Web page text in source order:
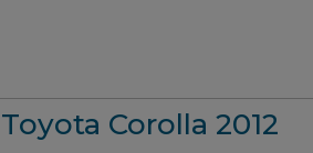
Corolla 2012